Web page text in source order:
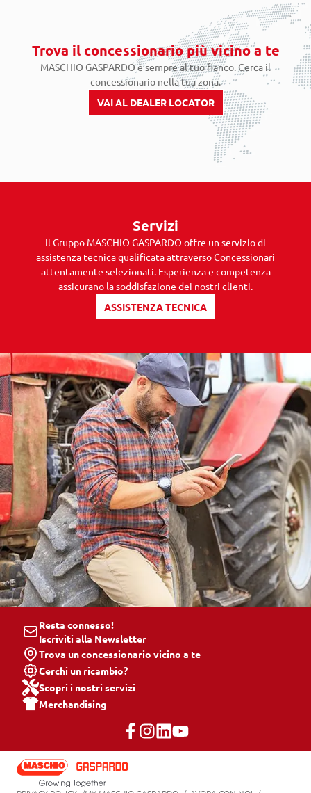
Trova il concessionario più vicino a te
MASCHIO GASPARDO è sempre al tuo fianco. Cerca il
concessionario nella tua zona.
VAI AL DEALER LOCATOR
Servizi
Il Gruppo MASCHIO GASPARDO offre un servizio di
assistenza tecnica qualificata attraverso Concessionari
attentamente selezionati. Esperienza e competenza
assicurano la soddisfazione dei nostri clienti.
ASSISTENZA TECNICA
Resta connesso!
Iscriviti alla Newsletter
Trova un concessionario vicino a te
Cerchi un ricambio?
Scopri i nostri servizi
Merchandising